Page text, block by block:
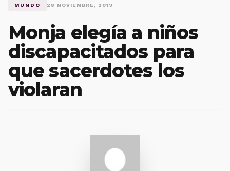
MUNDO 28 NOVIEMBRE, 2019
Monja elegía a niños
discapacitados para
que sacerdotes los
violaran